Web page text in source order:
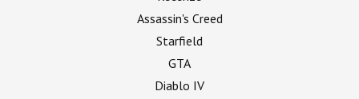
Assassin's Creed
Starfield
GTA
Diablo IV